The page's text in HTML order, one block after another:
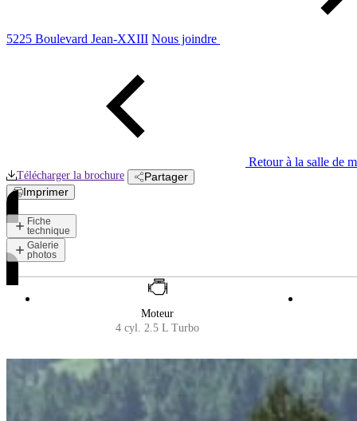
5225 Boulevard Jean-XXIII Nous joindre
Retour à la salle de
Télécharger la brochure
Partager
Imprimer
Fiche
technique
Galerie
photos
Moteur
4 cyl. 2.5 L Turbo